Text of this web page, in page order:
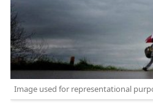
Image used for representational